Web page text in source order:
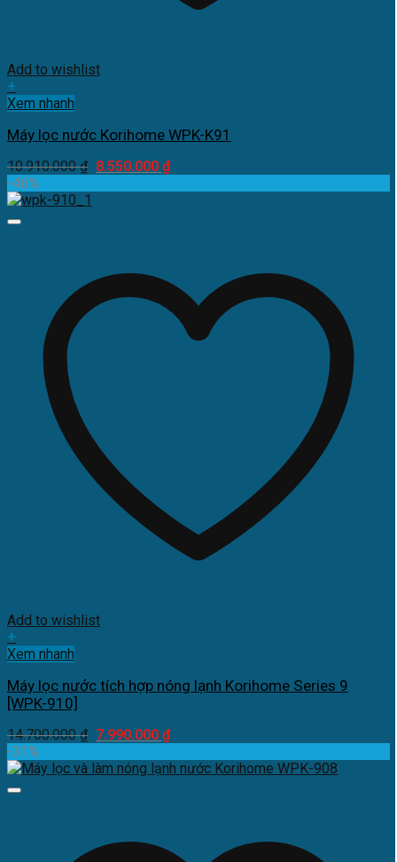
Add to wishlist
+
Xem nhanh
Máy lọc nước Korihome WPK-K91
10.910.000₫ Giá
8.550.000 ₫Giá
-46%
Add to wishlist
+
Xem nhanh
Máy lọc nước tích hợp nóng lạnh Korihome Series 9
[WPK-910]
14.700.000₫ Giá
là:
7.990.000 ₫Giá
tại
-31%